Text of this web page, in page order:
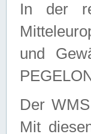
In der
und
Der
Mit